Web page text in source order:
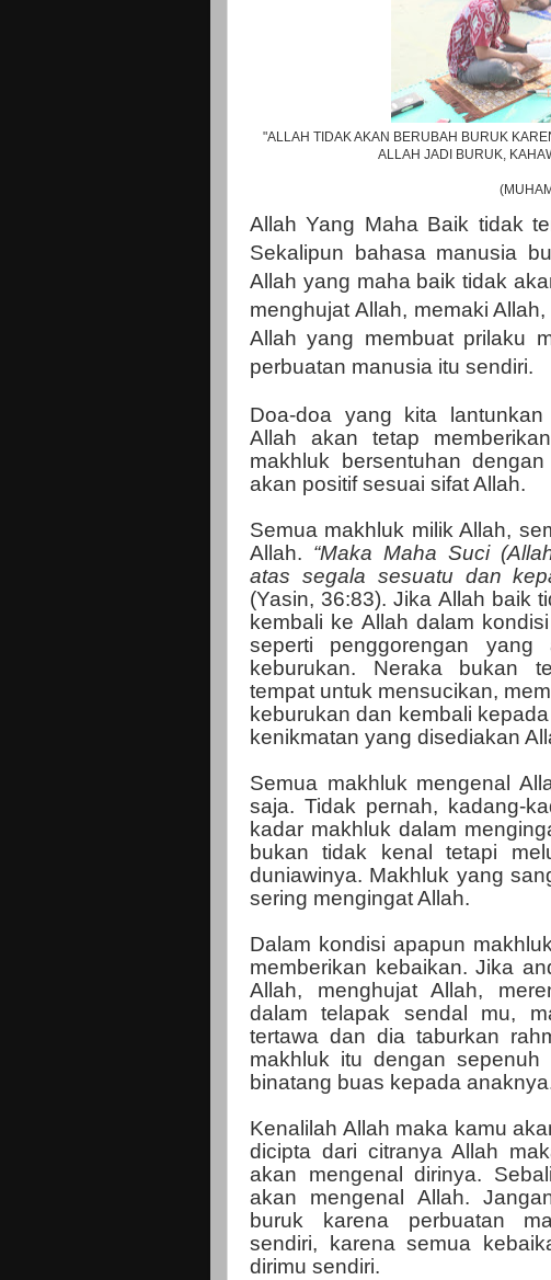
"ALLAH TIDAK AKAN BERUBAH BURUK
ALLAH JADI BURUK,
Allah Yang Maha Baik tidak
Sekalipun bahasa manusia
Allah yang maha baik tidak
menghujat Allah, memaki
Allah yang membuat prilaku
perbuatan manusia itu sendiri.
Doa-doa yang kita
Allah akan tetap
makhluk bersentuhan
akan positif sesuai sifat Allah.
Semua makhluk milik Allah,
Allah. “Maka Maha Suci
atas segala sesuatu dan
(Yasin, 36:83). Jika Allah baik
kembali ke Allah dalam
seperti penggorengan yang
keburukan. Neraka bukan
tempat untuk mensucikan,
keburukan dan kembali
kenikmatan yang disediakan
Semua makhluk mengenal
saja. Tidak pernah, kadang-
kadar makhluk dalam
bukan tidak kenal tetapi
duniawinya. Makhluk yang
sering mengingat Allah.
Dalam kondisi apapun
memberikan kebaikan. Jika
Allah, menghujat Allah,
dalam telapak sendal mu,
tertawa dan dia taburkan
makhluk itu dengan
binatang buas kepada
Kenalilah Allah maka kamu
dicipta dari citranya Allah
akan mengenal dirinya.
akan mengenal Allah.
buruk karena perbuatan
sendiri, karena semua
dirimu sendiri.